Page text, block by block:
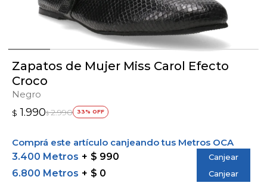
Zapatos de Mujer Miss Carol Efecto
Croco
Negro
$ 1.990$ 2.990 33
Comprá este artículo canjeando tus Metros OCA
3.400 Metros
$ 990 Canjear
6.800 Metros $ 0 Canjear